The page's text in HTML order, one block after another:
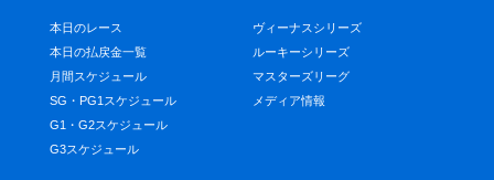
本日のレース
本日の払戻金一覧
月間スケジュール
SG・PG1スケジュール
G1・G2スケジュール
G3スケジュール
ヴィーナスシリーズ
ルーキーシリーズ
マスターズリーグ
メディア情報